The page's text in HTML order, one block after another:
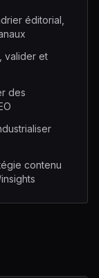
éditorial,
valider et
des
contenu